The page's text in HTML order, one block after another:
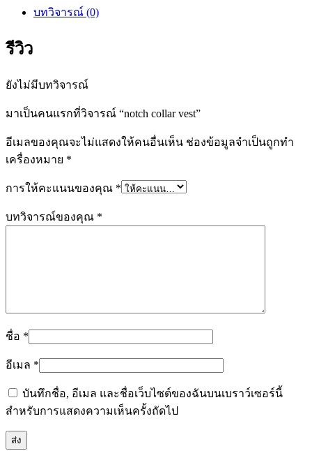
บทวิจารณ์ (0)
รีวิว
ยังไม่มีบทวิจารณ์
มาเป็นคนแรกที่วิจารณ์ “notch collar vest”
อีเมลของคุณจะไม่แสดงให้คนอื่นเห็น ช่องข้อมูลจำเป็นถูกทำ
เครื่องหมาย *
การให้คะแนนของคุณ *
บทวิจารณ์ของคุณ *
ชื่อ *
อีเมล *
บันทึกชื่อ, อีเมล และชื่อเว็บไซต์ของฉันบนเบราว์เซอร์นี้
สำหรับการแสดงความเห็นครั้งถัดไป